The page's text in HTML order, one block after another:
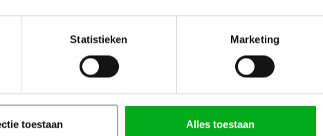
Statistieken Marketing
toestaan Alles toestaan